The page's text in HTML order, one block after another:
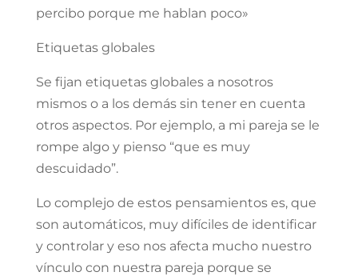
percibo porque me hablan poco»
Etiquetas globales
Se fijan etiquetas globales a nosotros
mismos o a los demás sin tener en cuenta
otros aspectos. Por ejemplo, a mi pareja se le
rompe algo y pienso “que es muy
descuidado”.
Lo complejo de estos pensamientos es, que
son automáticos, muy difíciles de identificar
y controlar y eso nos afecta mucho nuestro
vínculo con nuestra pareja porque se